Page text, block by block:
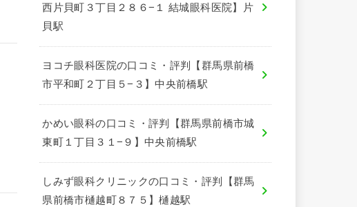
西片貝町３丁目２８６−１ 結城眼科医院】片
貝駅
ヨコチ眼科医院の口コミ・評判【群馬県前橋
市平和町２丁目５−３】中央前橋駅
かめい眼科の口コミ・評判【群馬県前橋市城
東町１丁目３１−９】中央前橋駅
しみず眼科クリニックの口コミ・評判【群馬
県前橋市樋越町８７５】樋越駅